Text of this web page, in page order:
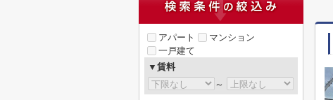
アパート
マンション
一戸建て
▼賃料
～